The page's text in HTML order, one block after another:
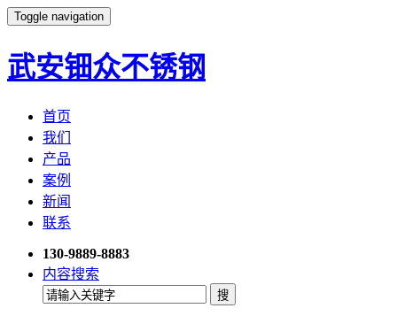
Toggle navigation
武安钿众不锈钢
首页
我们
产品
案例
新闻
联系
130-9889-8883
内容搜索